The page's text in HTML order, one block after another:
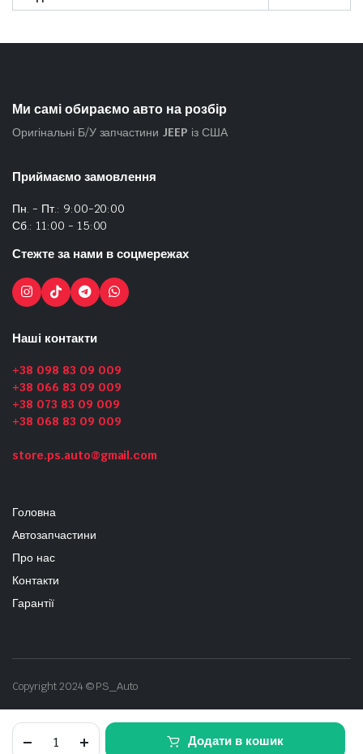
повітря
Додати в кошик
Ми самі обираємо авто на розбір
Оригінальні Б/У запчастини JEEP із США
Приймаємо замовлення
Пн. - Пт.: 9:00-20:00
Сб.: 11:00 - 15:00
Стежте за нами в соцмережах
Наші контакти
+38 098 83 09 009
+38 066 83 09 009
+38 073 83 09 009
+38 068 83 09 009
store.ps.auto@gmail.com
Головна
Автозапчастини
Про нас
Контакти
Гарантії
Copyright 2024 © PS_Auto